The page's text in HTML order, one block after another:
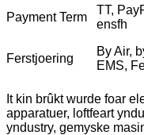
Payment Term
TT,
ensfh
Ferstjoering
By Air,
EMS,
It kin brûkt wurde foar
apparatuer, loftfeart
yndustry, gemyske